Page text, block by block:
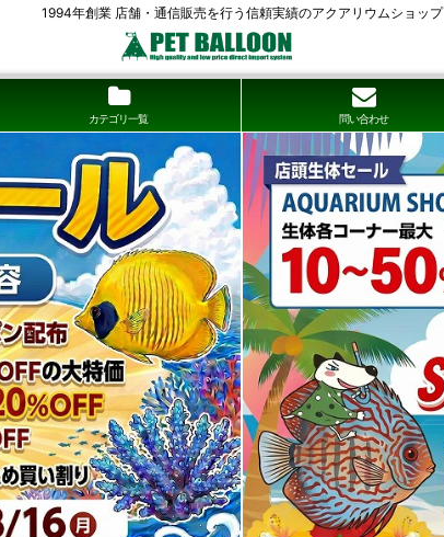
1994年創業 店舗・通信販売を行う信頼実績のアクアリウムショップ
カテゴリ一覧 問い合わせ